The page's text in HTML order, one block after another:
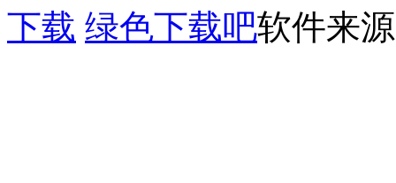
[b]整理时间:[/b] 2013-02-18
[b]开 发 商:[/b] [url=]Home page[/url]
下载 绿色下载吧软件来